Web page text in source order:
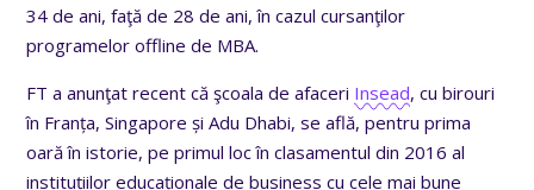
34 de ani, faţă de 28 de ani, în cazul cursanţilor
programelor offline de MBA.
FT a anunţat recent că şcoala de afaceri Insead, cu birouri
în Franța, Singapore și Adu Dhabi, se află, pentru prima
oară în istorie, pe primul loc în clasamentul din 2016 al
instituțiilor educaționale de business cu cele mai bune